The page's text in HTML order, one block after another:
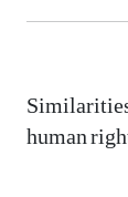
human